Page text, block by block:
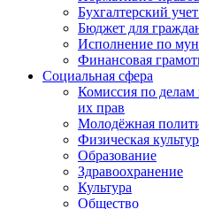
Бухгалтерский
Бюджет для
Исполнение по
Финансовая
Социальная сфера
Комиссия по делам
их прав
Молодёжная
Физическая
Образование
Здравоохранение
Культура
Общество